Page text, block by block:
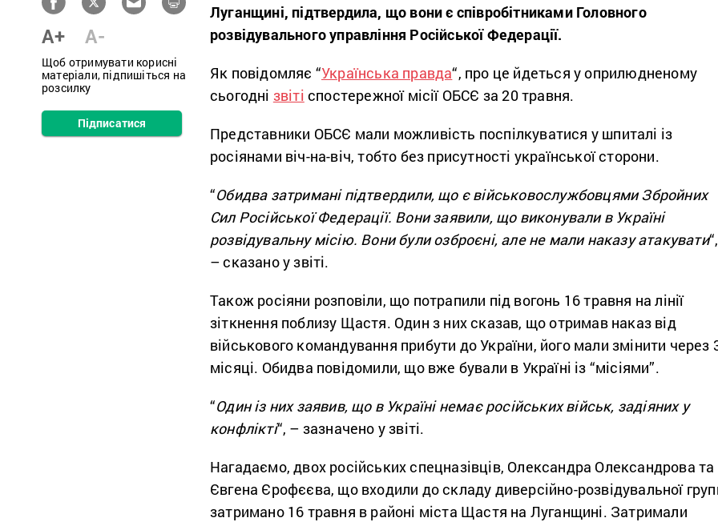
A+ A-
Щоб отримувати корисні
матеріали, підпишіться на
розсилку
Підписатися
Луганщині, підтвердила, що вони є співробітниками Головного
розвідувального управління Російської Федерації.
Як повідомляє “Українська правда“, про це йдеться у оприлюдненому
сьогодні звіті спостережної місії ОБСЄ за 20 травня.
Представники ОБСЄ мали можливість поспілкуватися у шпиталі із
росіянами віч-на-віч, тобто без присутності української сторони.
“Обидва затримані підтвердили, що є військовослужбовцями Збройних
Сил Російської Федерації. Вони заявили, що виконували в Україні
розвідувальну місію. Вони були озброєні, але не мали наказу атакувати“,
– сказано у звіті.
Також росіяни розповіли, що потрапили під вогонь 16 травня на лінії
зіткнення поблизу Щастя. Один з них сказав, що отримав наказ від
військового командування прибути до України, його мали змінити через
місяці. Обидва повідомили, що вже бували в Україні із “місіями”.
“Один із них заявив, що в Україні немає російських військ, задіяних у
конфлікті“, – зазначено у звіті.
Нагадаємо, двох російських спецназівців, Олександра Олександрова та
Євгена Єрофєєва, що входили до складу диверсійно-розвідувальної
затримано 16 травня в районі міста Щастя на Луганщині. Затримали